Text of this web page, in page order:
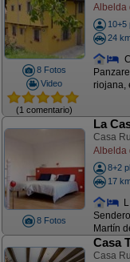
8 Fotos
Video
(1 comentario)
Albelda
10+5
24
riojana,
8 Fotos
La
Casa
Albelda
8+2
17
Martín
Casa
Casa